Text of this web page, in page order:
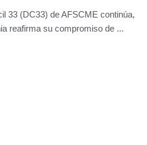
33 (DC33) de AFSCME continúa,
reafirma su compromiso de ...